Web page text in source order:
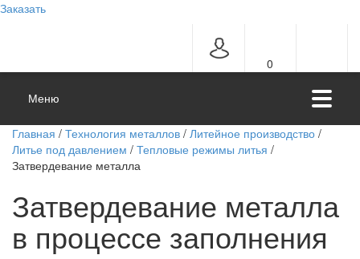
Заказать
0
Меню
Главная / Технология металлов / Литейное производство /
Литье под давлением / Тепловые режимы литья /
Затвердевание металла
Затвердевание металла
в процессе заполнения